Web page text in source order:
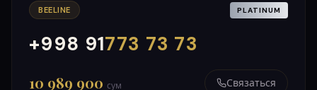
BEELINE PLATINUM
+998 91773 73 73
000
999
10 989 900 сум Связаться